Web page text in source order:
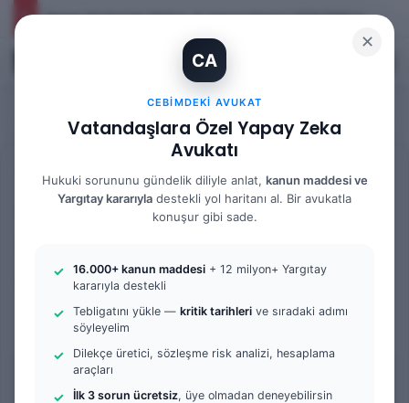
✕
CA
CEBIMDEKI AVUKAT
Vatandaşlara Özel Yapay Zeka
Avukatı
Hukuki sorununu gündelik diliyle anlat, kanun maddesi ve
Yargıtay kararıyla destekli yol haritanı al. Bir avukatla
konuşur gibi sade.
16.000+ kanun maddesi + 12 milyon+ Yargıtay
kararıyla destekli
Tebligatını yükle — kritik tarihleri ve sıradaki adımı
söyleyelim
Dilekçe üretici, sözleşme risk analizi, hesaplama
araçları
İlk 3 sorun ücretsiz, üye olmadan deneyebilirsin
İhtiyaç Nedeniyle Tahliye: 9. Hukuk Dairesi 2025/7083 K.
Nasıl Açılır
139 6 dakika okuma süresi
İçindekiler